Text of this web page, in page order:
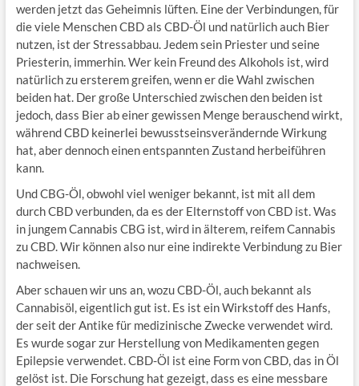
werden jetzt das Geheimnis lüften. Eine der Verbindungen, für
die viele Menschen CBD als CBD-Öl und natürlich auch Bier
nutzen, ist der Stressabbau. Jedem sein Priester und seine
Priesterin, immerhin. Wer kein Freund des Alkohols ist, wird
natürlich zu ersterem greifen, wenn er die Wahl zwischen
beiden hat. Der große Unterschied zwischen den beiden ist
jedoch, dass Bier ab einer gewissen Menge berauschend wirkt,
während CBD keinerlei bewusstseinsverändernde Wirkung
hat, aber dennoch einen entspannten Zustand herbeiführen
kann.
Und CBG-Öl, obwohl viel weniger bekannt, ist mit all dem
durch CBD verbunden, da es der Elternstoff von CBD ist. Was
in jungem Cannabis CBG ist, wird in älterem, reifem Cannabis
zu CBD. Wir können also nur eine indirekte Verbindung zu Bier
nachweisen.
Aber schauen wir uns an, wozu CBD-Öl, auch bekannt als
Cannabisöl, eigentlich gut ist. Es ist ein Wirkstoff des Hanfs,
der seit der Antike für medizinische Zwecke verwendet wird.
Es wurde sogar zur Herstellung von Medikamenten gegen
Epilepsie verwendet. CBD-Öl ist eine Form von CBD, das in Öl
gelöst ist. Die Forschung hat gezeigt, dass es eine messbare